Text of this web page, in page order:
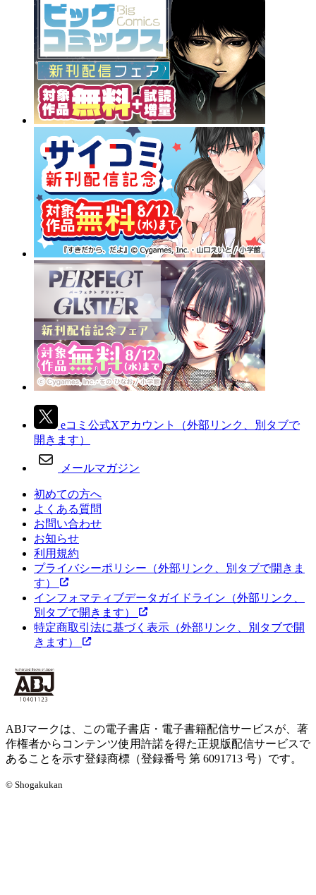
eコミ公式Xアカウント
（外部リンク、別タブで
開きます）
メールマガジン
初めての方へ
よくある質問
お問い合わせ
お知らせ
利用規約
プライバシーポリシー （外部リンク、別タブで開きま
す）
インフォマティブデータガイドライン （外部リンク、
別タブで開きます）
特定商取引法に基づく表示 （外部リンク、別タブで開
きます）
ABJマークは、この電子書店・電子書籍配信サービスが、著
作権者からコンテンツ使用許諾を得た正規版配信サービスで
あることを示す登録商標（登録番号 第 6091713 号）です。
© Shogakukan